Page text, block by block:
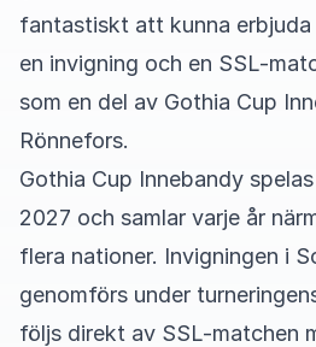
fantastiskt att kunna
en invigning och en SSL-
som en del av Gothia Cup
Rönnefors.
Gothia Cup Innebandy
2027 och samlar varje år
flera nationer. Invigningen i
genomförs under
följs direkt av SSL-matchen